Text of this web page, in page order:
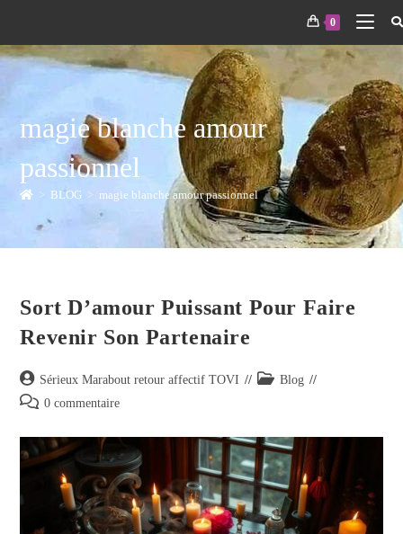
0
magie blanche amour
passionnel
> BLOG > magie blanche amour passionnel
Sort D’amour Puissant Pour Faire
Revenir Son Partenaire
Sérieux Marabout retour affectif TOVI
Blog
0 commentaire